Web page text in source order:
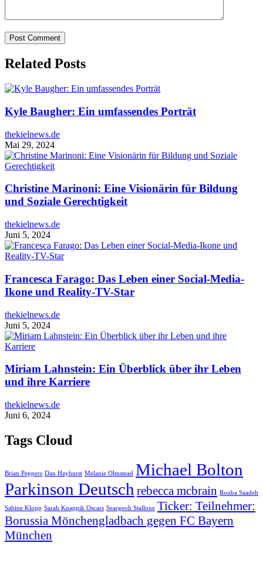
Related Posts
Kyle Baugher: Ein umfassendes Porträt
thekielnews.de
Mai 29, 2024
Christine Marinoni: Eine Visionärin für Bildung
und Soziale Gerechtigkeit
thekielnews.de
Juni 5, 2024
Francesca Farago: Das Leben einer Social-Media-
Ikone und Reality-TV-Star
thekielnews.de
Juni 5, 2024
Miriam Lahnstein: Ein Überblick über ihr Leben
und ihre Karriere
thekielnews.de
Juni 6, 2024
Tags Cloud
Brian Peppers Dan Hayhurst Melanie Olmstead Michael Bolton
Parkinson Deutsch rebecca mcbrain Rouba Saadeh
Sabine Klopp Sarah Knappik Oscars Seargeoh Stallone Ticker: Teilnehmer:
Borussia Mönchengladbach gegen FC Bayern
München